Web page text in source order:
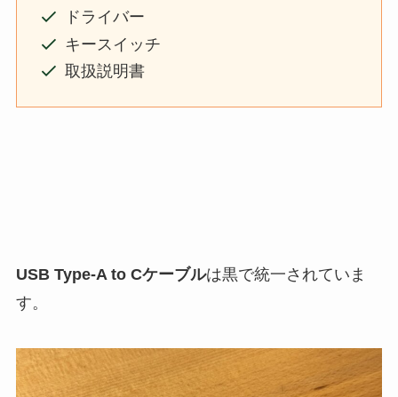
ドライバー
キースイッチ
取扱説明書
USB Type-A to Cケーブルは黒で統一されていま
す。